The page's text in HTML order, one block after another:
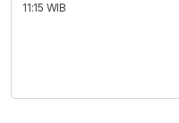
11:15 WIB